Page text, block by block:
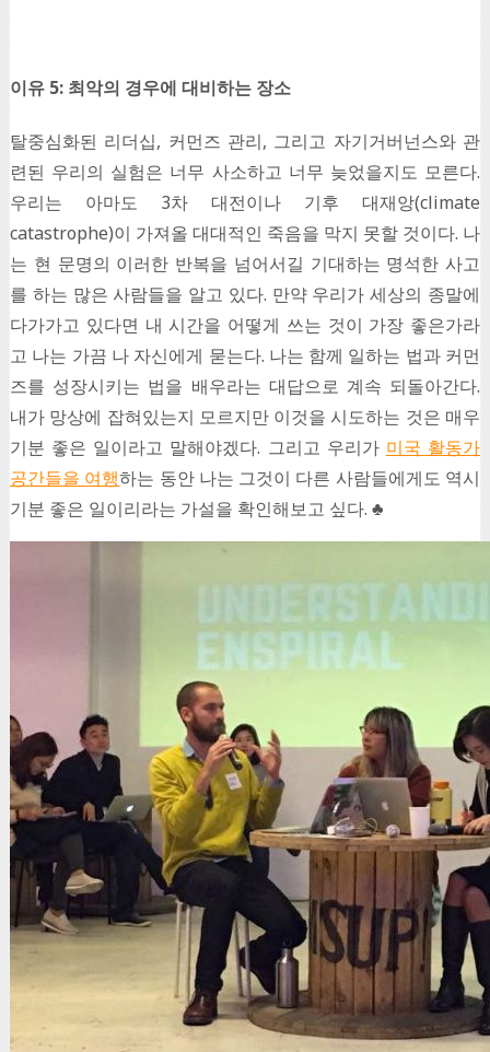
이유 5: 최악의 경우에 대비하는 장소
탈중심화된 리더십, 커먼즈 관리, 그리고 자기거버넌스와 관
련된 우리의 실험은 너무 사소하고 너무 늦었을지도 모른다.
우리는 아마도 3차 대전이나 기후 대재앙(climate
catastrophe)이 가져올 대대적인 죽음을 막지 못할 것이다. 나
는 현 문명의 이러한 반복을 넘어서길 기대하는 명석한 사고
를 하는 많은 사람들을 알고 있다. 만약 우리가 세상의 종말에
다가가고 있다면 내 시간을 어떻게 쓰는 것이 가장 좋은가라
고 나는 가끔 나 자신에게 묻는다. 나는 함께 일하는 법과 커먼
즈를 성장시키는 법을 배우라는 대답으로 계속 되돌아간다.
내가 망상에 잡혀있는지 모르지만 이것을 시도하는 것은 매우
기분 좋은 일이라고 말해야겠다. 그리고 우리가 미국 활동가
공간들을 여행하는 동안 나는 그것이 다른 사람들에게도 역시
기분 좋은 일이리라는 가설을 확인해보고 싶다. ♣